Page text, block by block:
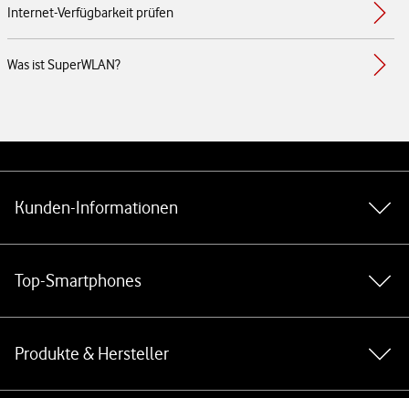
Internet-Verfügbarkeit prüfen
Was ist SuperWLAN?
Kunden-Informationen
Top-Smartphones
Produkte & Hersteller